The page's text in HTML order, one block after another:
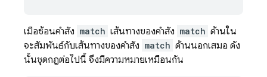
เมื่อซ้อนคำสั่ง match เส้นทางของคำสั่ง match ด้านใน
จะสัมพันธ์กับเส้นทางของคำสั่ง match ด้านนอกเสมอ ดัง
นั้นชุดกฎต่อไปนี้ จึงมีความหมายเหมือนกัน